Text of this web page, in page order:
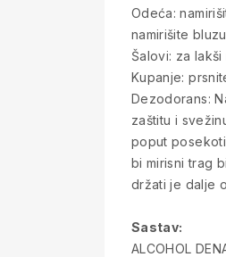
Odeća:
namirišite
Šalovi: za
Kupanje:
Dezodorans:
zaštitu i
poput
bi mirisni trag
držati je dalje
Sastav:
ALCOHOL